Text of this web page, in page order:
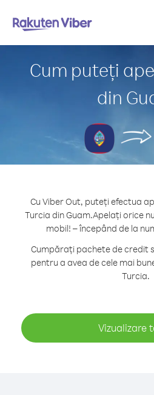
Cum puteți
din
Cu Viber Out, puteți efectua
Turcia din Guam.Apelați orice
mobil! – începând de la
Cumpărați pachete de credit
pentru a avea de cele mai
Turcia.
Vizualizare